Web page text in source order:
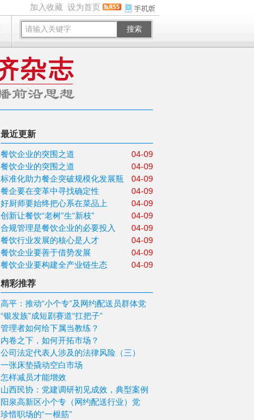
加入收藏 设为首页
搜索
最近更新
04-09
餐饮企业的突围之道
04-09
餐饮企业的突围之道
04-09
标准化助力餐企突破规模化发展瓶
颈 04-09
餐企要在变革中寻找确定性
04-09
好厨师要始终把心系在菜品上
04-09
创新让餐饮“老树”生“新枝”
04-09
合规管理是餐饮企业的必要投入
04-09
餐饮行业发展的核心是人才
04-09
餐饮企业要善于借势发展
04-09
餐饮企业要构建全产业链生态
精彩推荐
高平：推动“小个专”及网约配送员群体党
建工作再上新台阶
“银发族”成短剧赛道“扛把子”
管理者如何给下属当教练？
内卷之下，如何开拓市场？
公司法定代表人涉及的法律风险（三）
一张床垫撬动空白市场
怎样减员才能增效
山西民协：党建调研初见成效，典型案例
彰显活力
阳泉高新区小个专（网约配送行业）党
委：以“党建红”点亮“新赛道”
珍惜职场的“一根筋”